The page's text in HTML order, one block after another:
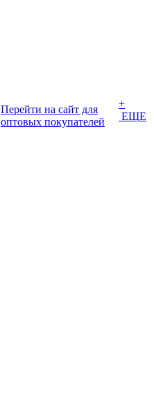
Перейти на сайт для
оптовых покупателей
+
ЕЩЕ